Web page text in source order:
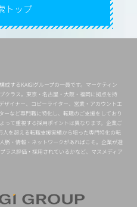
トップ
するKAIGIグループの一員です。マーケティン
クラス。東京・名古屋・大阪・福岡に拠点を持
ザイナー、コピーライター、営業・アカウントエ
ーなど専門職に特化し、転職のご支援をしており
って重視する採用ポイントは異なります。企業ご
を超える転職支援実績から培った専門特化の転
脈・情報・ネットワークがあればこそ。企業が選
ラス評価・採用されているかなど、マスメディア